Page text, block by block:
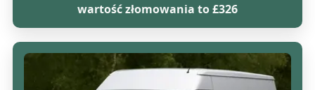
wartość złomowania to £326